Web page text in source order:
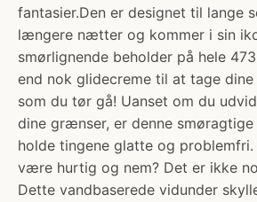
fantasier.Den er designet til lange
længere nætter og kommer i sin
smørlignende beholder på hele
end nok glidecreme til at tage
som du tør gå! Uanset om du
dine grænser, er denne
holde tingene glatte og problemfri.
være hurtig og nem? Det er ikke
Dette vandbaserede vidunder